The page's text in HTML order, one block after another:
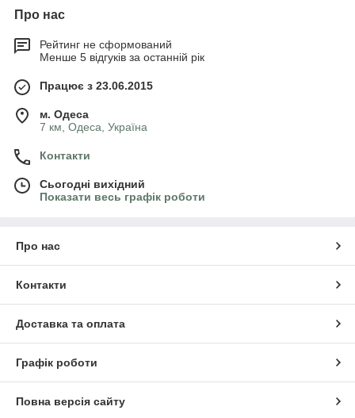
Про нас
Рейтинг не сформований
Менше 5 відгуків за останній рік
Працює з 23.06.2015
м. Одеса
7 км, Одеса, Україна
Контакти
Сьогодні вихідний
Показати весь графік роботи
Про нас
Контакти
Доставка та оплата
Графік роботи
Повна версія сайту